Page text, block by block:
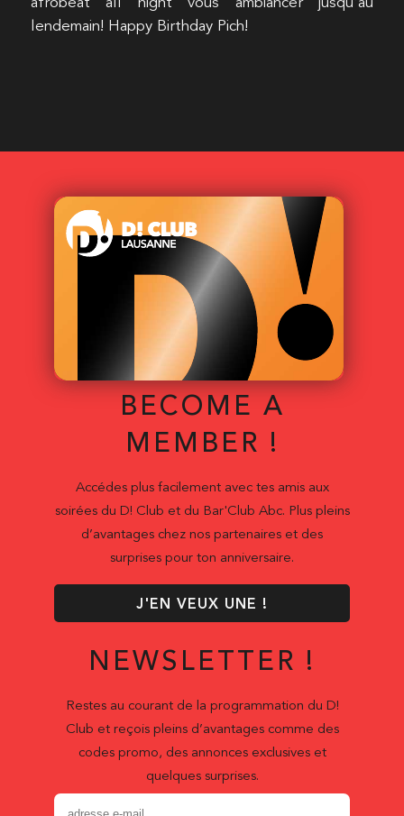
lendemain! Happy Birthday Pich!
BECOME A
MEMBER !
Accédes plus facilement avec tes amis aux
soirées du D! Club et du Bar'Club Abc. Plus pleins
d’avantages chez nos partenaires et des
surprises pour ton anniversaire.
J'EN VEUX UNE !
NEWSLETTER !
Restes au courant de la programmation du D!
Club et reçois pleins d’avantages comme des
codes promo, des annonces exclusives et
quelques surprises.